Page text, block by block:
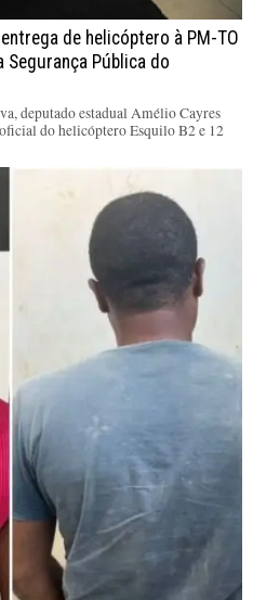
de helicóptero à PM-TO
Pública do
deputado estadual Amélio Cayres
do helicóptero Esquilo B2 e 12